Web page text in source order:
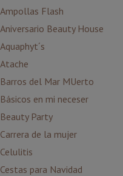
Ampollas Flash
Aniversario Beauty House
Aquaphyt´s
Atache
Barros del Mar MUerto
Básicos en mi neceser
Beauty Party
Carrera de la mujer
Celulitis
Cestas para Navidad